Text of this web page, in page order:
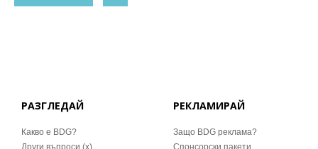
РАЗГЛЕДАЙ
Какво е BDG?
Други въпроси (x)
РЕКЛАМИРАЙ
Защо BDG реклама?
Спонсорски пакети